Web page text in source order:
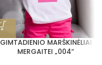
GIMTADIENIO MARŠKINĖLIAI
MERGAITEI „004“